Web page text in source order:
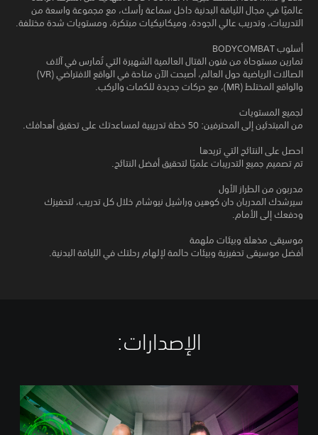
عالميًا في مجال اللياقة البدنية داخل سماعة رأسك، مع مجموعة واسعة من
التدريبات، وتدريب عالي الجودة، وميكانيكيات مبتكرة، ومستويات شدة مختلفة.
أسلوب BODYCOMBAT
تمارين مستوحاة من فنون القتال العالمية الشهيرة التي تُمارس في آلاف
الصالات الرياضية حول العالم، أصبحت الآن متاحة في الواقع الافتراضي (VR)
والواقع المختلط (MR)، مع حركات جديدة للكمات والركب.
لجميع المستويات
من المبتدئين إلى المحترفين: 50 خطة تدريبية لمساعدتك على تحقيق أهدافك.
احصل على النتائج التي تريدها
تم تصميم جميع التدريبات علميًا لتحقيق أفضل النتائج.
مدربون من الطراز الأول
سيرشدك المدربان دان كوهين وراشيل نيوشام خلال كل تدريب، لتحفيزك
ودفعك إلى الأمام.
موسيقى مذهلة وبيئات ملهمة
أفضل موسيقى تحفيزية وبيئات حالمة لإلهام رحلتك في اللياقة البدنية.
الإصدارات:‏
L
E